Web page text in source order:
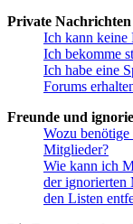
Private Nachrichten
Ich kann keine
Ich bekomme
Ich habe eine
Forums
Freunde und
Wozu
Mitglieder?
Wie kann ich
der ignorierten
den Listen